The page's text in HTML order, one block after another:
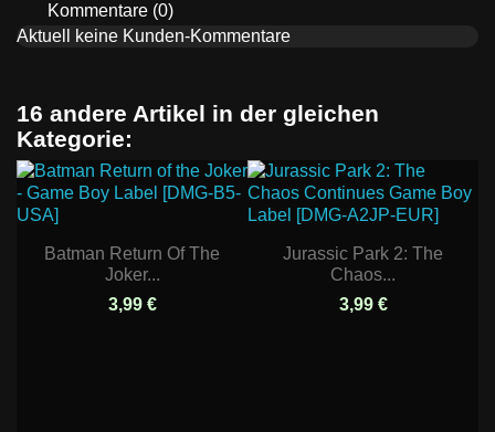
Kommentare (0)
Aktuell keine Kunden-Kommentare
16 andere Artikel in der gleichen
Kategorie:
Batman Return Of The
Joker...
3,99 €
Jurassic Park 2: The
Chaos...
3,99 €